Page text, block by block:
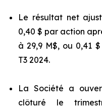
Le résultat net
0,40 $ par action
à 29,9 M$, ou 0,41
T3 2024.
La Société a
clôturé le